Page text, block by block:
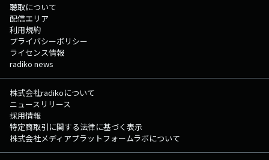
聴取について
配信エリア
利用規約
プライバシーポリシー
ライセンス情報
radiko news
株式会社radikoについて
ニュースリリース
採用情報
特定商取引に関する法律に基づく表示
株式会社メディアプラットフォームラボについて